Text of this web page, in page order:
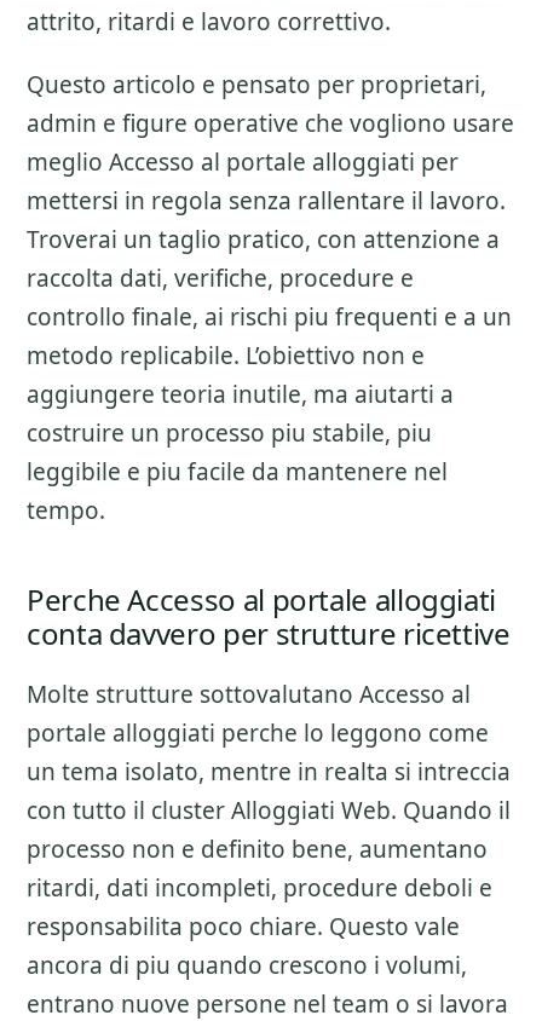
attrito, ritardi e lavoro correttivo.
Questo articolo e pensato per proprietari,
admin e figure operative che vogliono usare
meglio Accesso al portale alloggiati per
mettersi in regola senza rallentare il lavoro.
Troverai un taglio pratico, con attenzione a
raccolta dati, verifiche, procedure e
controllo finale, ai rischi piu frequenti e a un
metodo replicabile. L’obiettivo non e
aggiungere teoria inutile, ma aiutarti a
costruire un processo piu stabile, piu
leggibile e piu facile da mantenere nel
tempo.
Perche Accesso al portale alloggiati
conta davvero per strutture ricettive
Molte strutture sottovalutano Accesso al
portale alloggiati perche lo leggono come
un tema isolato, mentre in realta si intreccia
con tutto il clusterAlloggiati Web. Quando il
processo non e definito bene, aumentano
ritardi, dati incompleti, procedure deboli e
responsabilita poco chiare. Questo vale
ancora di piu quando crescono i volumi,
entrano nuove persone nel team o si lavora